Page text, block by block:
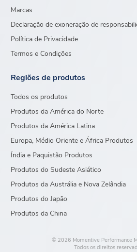
Marcas
Declaração de exoneração de
Política de Privacidade
Termos e Condições
Regiões de produtos
Todos os produtos
Produtos da América do Norte
Produtos da América Latina
Europa, Médio Oriente e África Produtos
Índia e Paquistão Produtos
Produtos do Sudeste Asiático
Produtos da Austrália e Nova Zelândia
Produtos do Japão
Produtos da China
© 2026 Momentive Performance
Todos os direitos